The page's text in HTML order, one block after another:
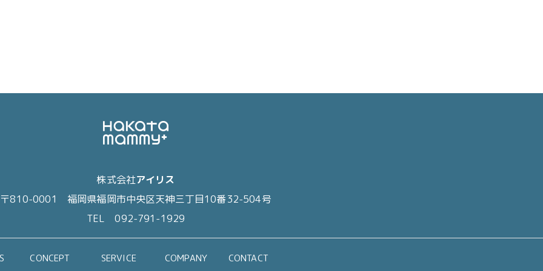
株式会社アイリス
〒810-0001 福岡県福岡市中央区天神三丁目10番32-504号
TEL 092-791-1929
CONCEPT SERVICE COMPANY CONTACT